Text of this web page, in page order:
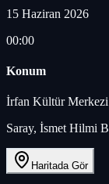
15 Haziran 2026
00:00
Konum
İrfan Kültür Merkezi
Saray, İsmet Hilmi
Haritada Gör